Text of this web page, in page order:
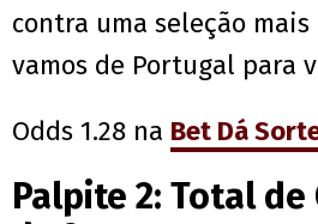
contra uma seleção
vamos de Portugal para
Odds 1.28 na Bet Dá
Palpite 2: Total de